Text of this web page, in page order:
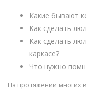
Какие бывают
Как сделать
Как сделать
каркасе?
Что нужно
На протяжении многих